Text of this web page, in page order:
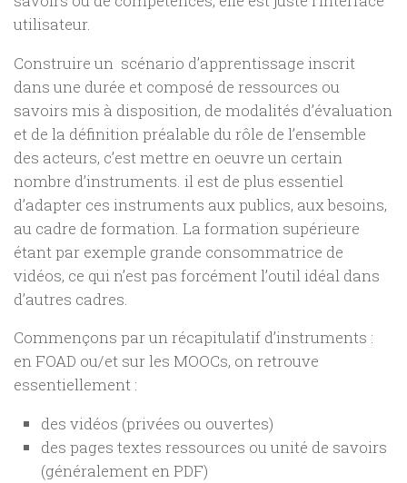
utilisateur.
Construire un scénario d’apprentissage inscrit
dans une durée et composé de ressources ou
savoirs mis à disposition, de modalités d’évaluation
et de la définition préalable du rôle de l’ensemble
des acteurs, c’est mettre en oeuvre un certain
nombre d’instruments. il est de plus essentiel
d’adapter ces instruments aux publics, aux besoins,
au cadre de formation. La formation supérieure
étant par exemple grande consommatrice de
vidéos, ce qui n’est pas forcément l’outil idéal dans
d’autres cadres.
Commençons par un récapitulatif d’instruments :
en FOAD ou/et sur les MOOCs, on retrouve
essentiellement :
des vidéos (privées ou ouvertes)
des pages textes ressources ou unité de savoirs
(généralement en PDF)